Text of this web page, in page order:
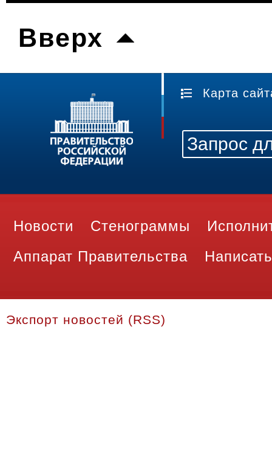
Вверх
Карта
Новости Стенограммы
Аппарат Правительства
Экспорт новостей (RSS)